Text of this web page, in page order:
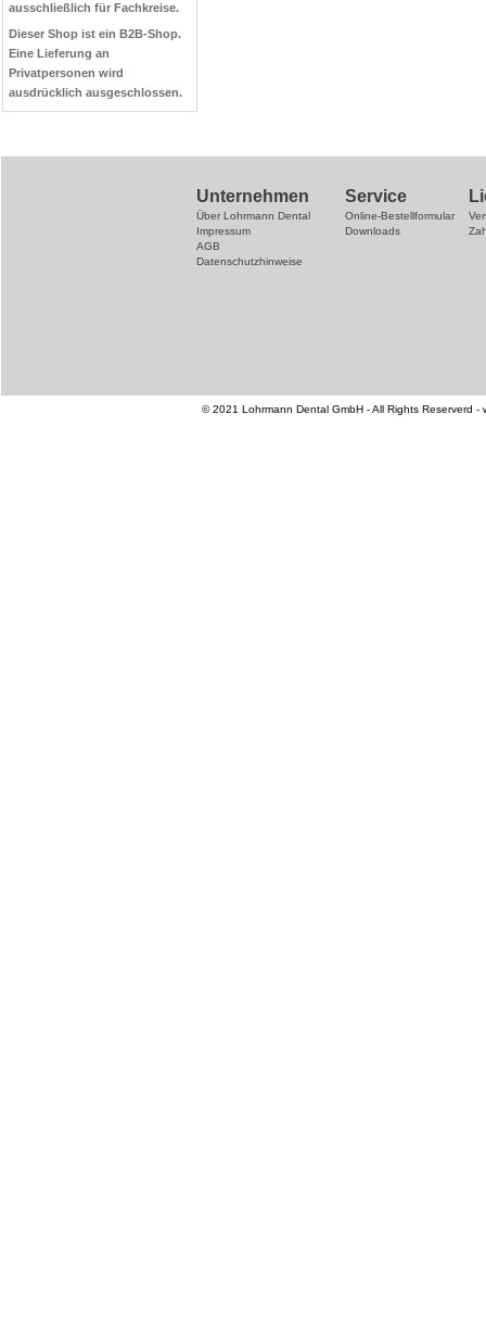
ausschließlich für Fachkreise.
Dieser Shop ist ein B2B-Shop.
Eine Lieferung an
Privatpersonen wird
ausdrücklich ausgeschlossen.
Unternehmen
Über Lohrmann Dental
Impressum
AGB
Datenschutzhinweise
Service
Online-Bestellformular
Downloads
© 2021 Lohrmann Dental GmbH - All Rights Reserverd -